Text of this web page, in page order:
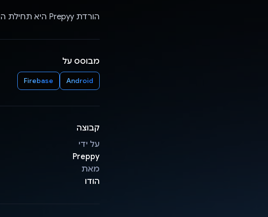
הורדת Prepyy היא תחילת השינוי בדרך שבה אתם לומדים!
מבוסס על
Android
Firebase
קבוצה
על ידי
Preppy
מאת
הודו